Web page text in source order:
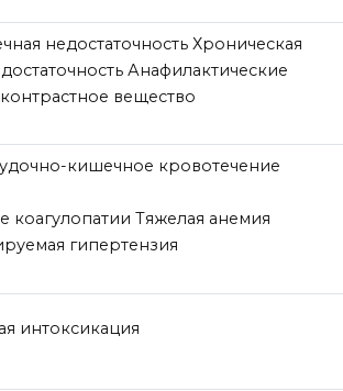
недостаточность Хроническая
Анафилактические
вещество
кишечное кровотечение
Тяжелая анемия
гипертензия
интоксикация